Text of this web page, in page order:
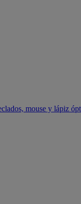
mouse y lápiz